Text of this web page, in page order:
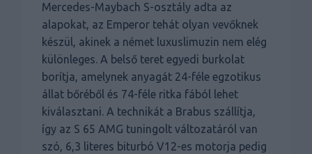
Mercedes-Maybach S-osztály adta az
alapokat, az Emperor tehát olyan vevőknek
készül, akinek a német luxuslimuzin nem elég
különleges. A belső teret egyedi burkolat
borítja, amelynek anyagát 24-féle egzotikus
állat bőréből és 74-féle ritka fából lehet
kiválasztani. A technikát a Brabus szállítja,
így az S 65 AMG tuningolt változatáról van
szó, 6,3 literes biturbó V12-es motorja pedig